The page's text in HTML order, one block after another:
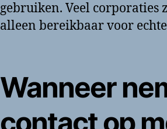
gebruiken. Veel
alleen bereikbaar voor
Wanneer